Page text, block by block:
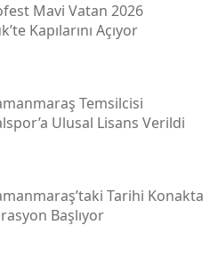
Mavi Vatan 2026
Kapılarını Açıyor
Temsilcisi
Ulusal Lisans Verildi
Tarihi Konakta
Başlıyor